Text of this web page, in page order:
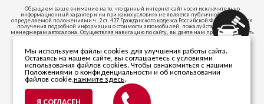
Обращаем ваше внимание на то, что данный интернет-сайт носит исключительно
информационный характер и ни при каких условиях не является публичной офертой,
определяемой положениями ч. 2 ст. 437 Гражданского кодекса Российской Федерации. Для
получения подробной информации о стоимости автомобилей, пожалуйста, обратитесь к
менеджерам автосалона. Осуществляя навигацию по сайту, вы даете нам право запоминать
и иметь доступ к куки-файлам на вашем устройстве доступа к интернету.
664047, ИРКУТСКАЯ ОБЛАСТЬ, Г.О. ГОРОД ИРКУТСК, Г ИРКУТСК, УЛ СОВЕТСКАЯ, СТР. 58/1,
ПОМЕЩ. 53
Телефон +7 (395) 256-24-00
© 2026 ООО «Автопарк». Все права защищены.
ИНН 3811470838. ОГРН 1203800020346.
Мы используем файлы cookies для улучшения работы сайта.
Оставаясь на нашем сайте, вы соглашаетесь с условиями
использования файлов cookies. Чтобы ознакомиться с нашими
Положениями о конфиденциальности и об использовании
файлов cookie,нажмите здесь.
Я СОГЛАСЕН